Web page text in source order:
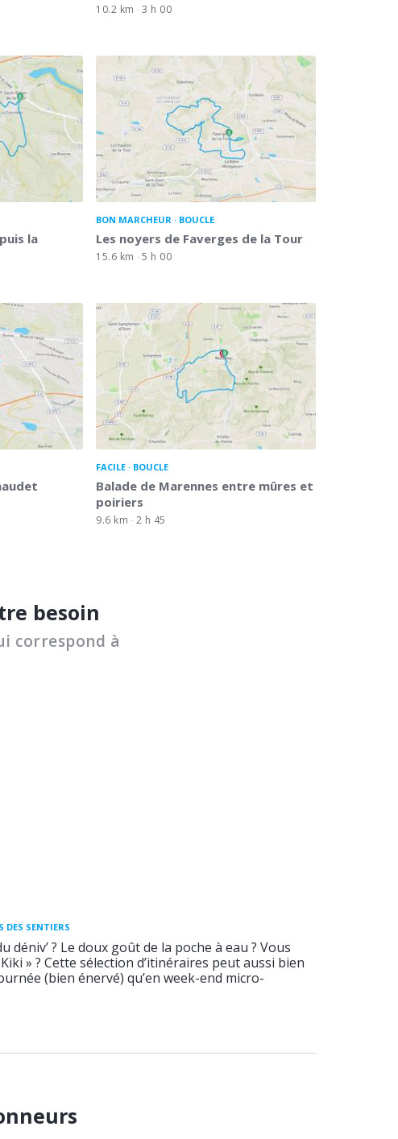
10.2 km 3 h 00
la
BON MARCHEUR BOUCLE
Les noyers de Faverges de la Tour
15.6 km 5 h 00
FACILE BOUCLE
Balade de Marennes entre mûres et
poiriers
9.6 km 2 h 45
besoin
correspond à
DES SENTIERS
déniv’ ? Le doux goût de la poche à eau ? Vous
» ? Cette sélection d’itinéraires peut aussi bien
(bien énervé) qu’en week-end micro-